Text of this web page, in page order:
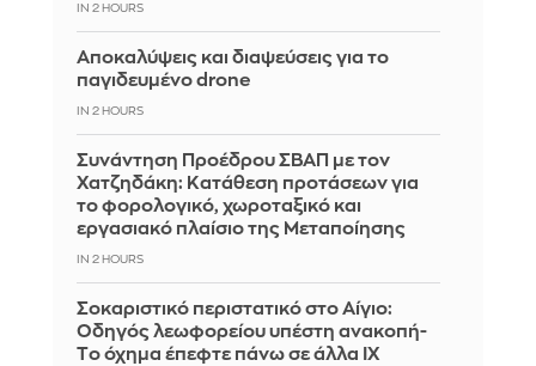
IN 2 HOURS
Αποκαλύψεις και διαψεύσεις για το
παγιδευμένο drone
IN 2 HOURS
Συνάντηση Προέδρου ΣΒΑΠ με τον
Χατζηδάκη: Κατάθεση προτάσεων για
το φορολογικό, χωροταξικό και
εργασιακό πλαίσιο της Μεταποίησης
IN 2 HOURS
Σοκαριστικό περιστατικό στο Αίγιο:
Οδηγός λεωφορείου υπέστη ανακοπή-
Tο όχημα έπεφτε πάνω σε άλλα ΙΧ